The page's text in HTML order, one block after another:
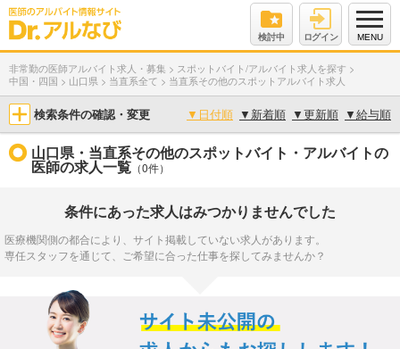
検討中 ログイン MENU
非常勤の医師アルバイト求人・募集 > スポットバイト/アルバイト求人を探す >
中国・四国 > 山口県 > 当直系全て > 当直系その他のスポットアルバイト求人
検索条件の確認・変更 ▼ 日付順 ▼ 新着順 ▼更新順 ▼給与順
山口県・当直系その他のスポットバイト・アルバイトの
医師の求人一覧 （0件）
条件にあった求人はみつかりませんでした
医療機関側の都合により、サイト掲載していない求人があります。
専任スタッフを通じて、ご希望に合った仕事を探してみませんか？